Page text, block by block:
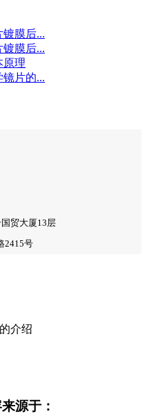
膜后...
膜后...
原理
片的...
贸大厦13层
2415号
介绍
源于：